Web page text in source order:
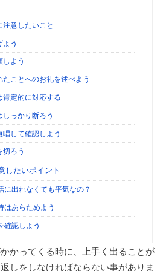
意したいこと
よう
よう
ことへのお礼を述べよう
肯定的に対応する
っかり断ろう
して確認しよう
ろう
したいポイント
に出れなくても平気なの？
はあらためよう
確認しよう
かってくる時に、上手く出ることが
しをしなければならない事がありま